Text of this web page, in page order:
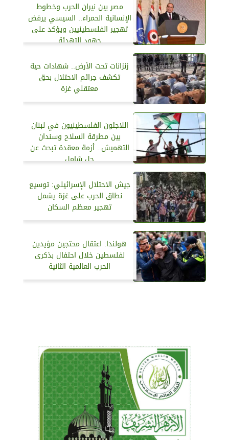
مصر بين نيران الحرب وخطوط
الإنسانية الحمراء.. السيسي يرفض
تهجير الفلسطينيين ويؤكد على
جهود التهدئة
زنزانات تحت الأرض.. شهادات حية
تكشف جرائم الاحتلال بحق
معتقلي غزة
اللاجئون الفلسطينيون في لبنان
بين مطرقة السلاح وسندان
التهميش.. أزمة معقدة تبحث عن
حل شامل
جيش الاحتلال الإسرائيلي: توسيع
نطاق الحرب على غزة يشمل
تهجير معظم السكان
هولندا: اعتقال محتجين مؤيدين
لفلسطين خلال احتفال بذكرى
الحرب العالمية الثانية